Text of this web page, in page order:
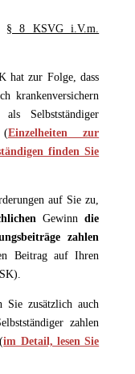
§ 8 KSVG i.V.m.
hat zur Folge, dass
krankenversichern
Selbstständiger
(Einzelheiten zur
finden Sie
auf Sie zu,
Gewinndie
zahlen
Beitrag auf Ihren
Sie zusätzlich auch
zahlen
(im Detail, lesen Sie